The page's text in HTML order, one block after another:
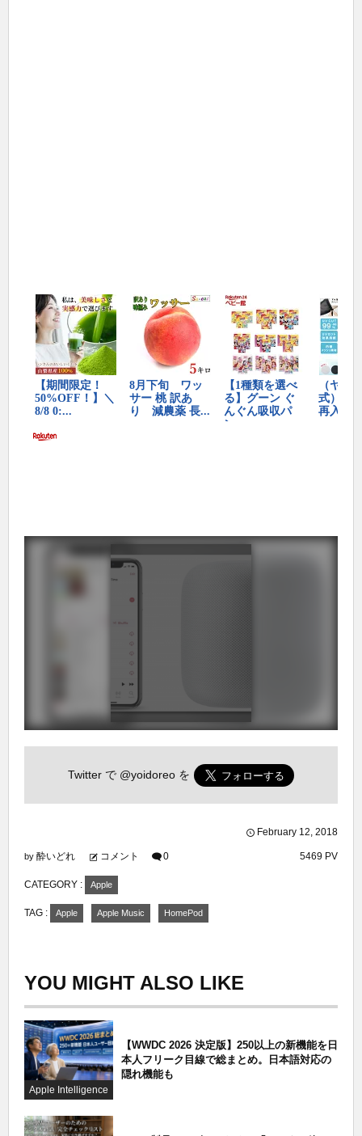
Twitter で @yoidoreo を
February 12, 2018
by 酔いどれ コメント 0 5469 PV
CATEGORY : Apple
TAG : Apple Apple Music HomePod
YOU MIGHT ALSO LIKE
Apple Intelligence
【WWDC 2026 決定版】250以上の新機能を日
本人フリーク目線で総まとめ。日本語対応の
隠れ機能も